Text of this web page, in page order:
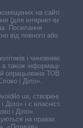
на сайті,
(для інтернет-видань
Посилання
від повного або
і чиновників,
також інформація про
опрацьована ТОВ «ІА
і Діло».
створені ГО
і є власністю
і Діло».
на правах